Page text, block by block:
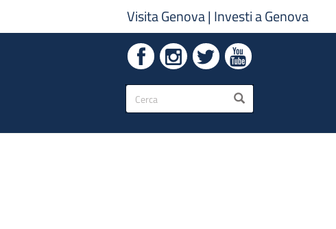
Visita Genova| Investi a Genova
Form
di
ricerca
CERCA